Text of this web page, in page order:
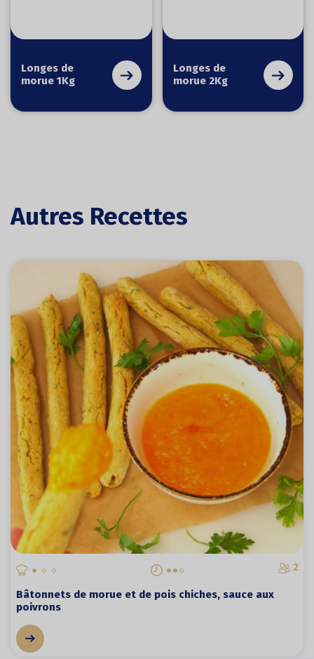
Longes de
morue 1Kg
Longes de
morue 2Kg
Autres Recettes
2
Bâtonnets de morue et de pois chiches, sauce aux
poivrons